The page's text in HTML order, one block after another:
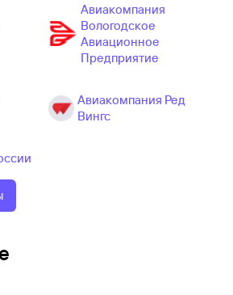
Авиакомпания
Вологодское
Авиационное
Предприятие
Авиакомпания Ред
Вингс